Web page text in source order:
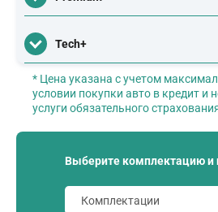
Tech+
* Цена указана с учетом
условии покупки авто в кредит и
услуги обязательного
Выберите комплектацию и